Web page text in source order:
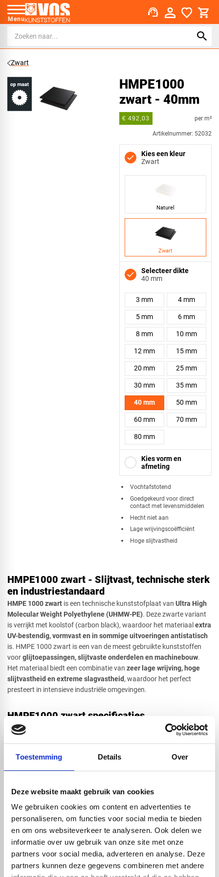
Toestemming Details Over
Deze website maakt gebruik van cookies
We gebruiken cookies om content en advertenties te
personaliseren, om functies voor social media te bieden
en om ons websiteverkeer te analyseren. Ook delen we
informatie over uw gebruik van onze site met onze
partners voor social media, adverteren en analyse. Deze
partners kunnen deze gegevens combineren met andere
Menu support_agent
Zwart
HMPE1000
zwart - 40mm
€ 492,03 per m²
Artikelnummer: 52032
Kies een kleur
Zwart
Naturel
Zwart
Selecteer dikte
40 mm
3 mm 4 mm
5 mm 6 mm
8 mm 10 mm
12 mm 15 mm
20 mm 25 mm
30 mm 35 mm
40 mm 50 mm
60 mm 70 mm
80 mm
Kies vorm en
afmeting
Vierkant
Ovaal
Cirkel
Afsnede
​Vochtafstotend
Goedgekeurd voor direct
contact met levensmiddelen
Hecht niet aan
Lage wrijvingscoëfficiënt
Hoge slijtvastheid
HMPE1000 zwart - Slijtvast, technische sterk
en industriestandaard
HMPE 1000 zwart is een technische kunststofplaat van Ultra High
Molecular Weight Polyethylene (UHMW-PE). Deze zwarte variant
is verrijkt met koolstof (carbon black), waardoor het materiaal extra
UV-bestendig, vormvast en in sommige uitvoeringen antistatisch
is. HMPE 1000 zwart is een van de meest gebruikte kunststoffen
voorglijtoepassingen, slijtvaste onderdelen en machinebouw.
Het materiaal biedt een combinatie van zeer lage wrijving, hoge
slijtvastheid en extreme slagvastheid, waardoor het perfect
presteert in intensieve industriële omgevingen.
HMPE1000 zwart specificaties
Ultra-slijtvast en zeer lange levensduur
Extra sterke en vormvaste zwarte uitvoering
Slagvast, zelfs bij temperaturen onder nul
Minimale wateropname → hygiënisch en stabiel
Eigenschap
Waarde
Dichtheid
0,93–0,94 g/cm³
Smeltpunt
130–135 °C
Temperatuurbereik
–50 °C tot +80 °C
Impactsterkte
Zeer hoog, ook bij lage temperaturen